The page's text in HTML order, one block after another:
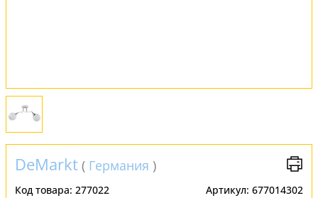
DeMarkt ( Германия )
Код товара: 277022 Артикул: 677014302